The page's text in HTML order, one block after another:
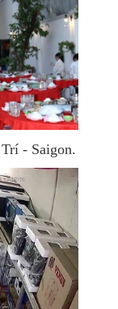
- Saigon.